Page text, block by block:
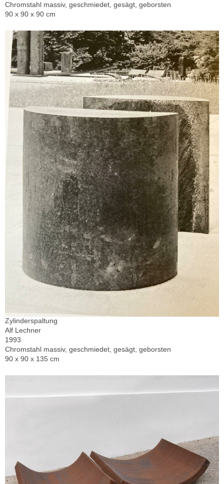
Chromstahl massiv, geschmiedet, gesägt, geborsten
90 x 90 x 90 cm
Zylinderspaltung
Alf Lechner
1993
Chromstahl massiv, geschmiedet, gesägt, geborsten
90 x 90 x 135 cm